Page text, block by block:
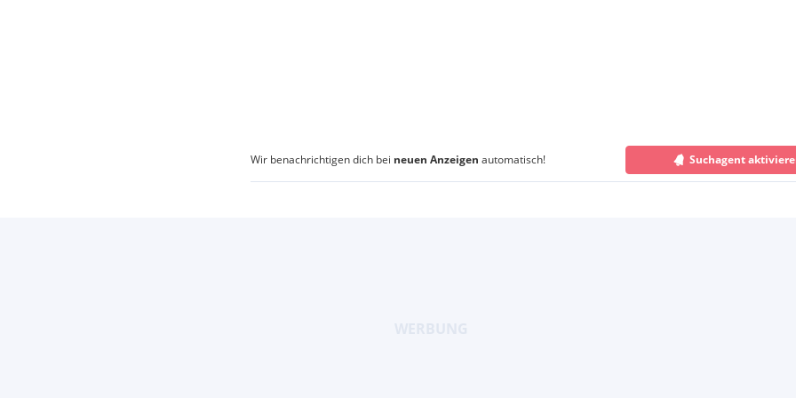
Wir benachrichtigen dich bei neuen Anzeigen automatisch! Suchagent